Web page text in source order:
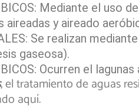
Mediante el
aireadas y aireado
Se realizan
gaseosa).
Ocurren el
, el tratamiento de aguas
aquí.